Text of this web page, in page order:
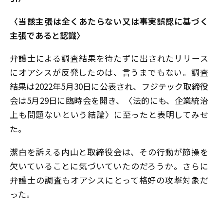
〈当該主張は全くあたらない又は事実誤認に基づく
主張であると認識〉
弁護士による調査結果を待たずに出されたリリース
にオアシスが反発したのは、言うまでもない。調査
結果は2022年5月30日に公表され、フジテック取締役
会は5月29日に臨時会を開き、〈法的にも、企業統治
上も問題ないという結論〉に至ったと表明してみせ
た。
潔白を訴える内山と取締役会は、その行動が節操を
欠いていることに気づいていたのだろうか。さらに
弁護士の調査もオアシスにとって格好の攻撃対象だ
った。